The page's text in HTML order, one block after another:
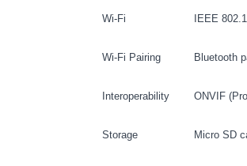
Wi-Fi IEEE
Wi-Fi Pairing Bluetooth
Interoperability ONVIF
Storage Micro SD